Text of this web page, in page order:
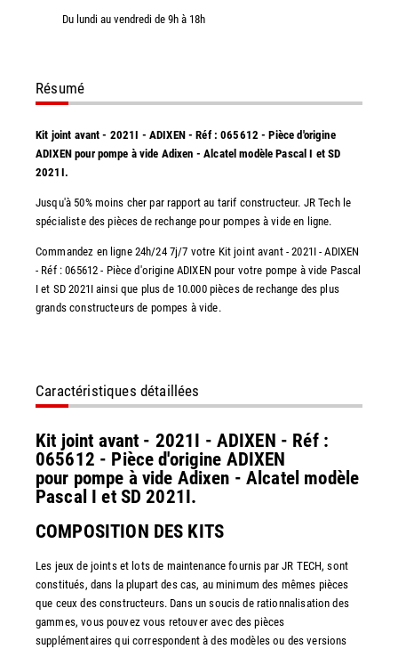
Du lundi au vendredi de 9h à 18h
Résumé
Kit joint avant - 2021I - ADIXEN - Réf : 065612 - Pièce d'origine
ADIXEN pour pompe à vide Adixen - Alcatel modèle Pascal I et SD
2021I.
Jusqu'à 50% moins cher par rapport au tarif constructeur. JR Tech le
spécialiste des pièces de rechange pour pompes à vide en ligne.
Commandez en ligne 24h/24 7j/7 votre Kit joint avant - 2021I - ADIXEN
- Réf : 065612 - Pièce d'origine ADIXEN pour votre pompe à vide Pascal
I et SD 2021I ainsi que plus de 10.000 pièces de rechange des plus
grands constructeurs de pompes à vide.
Caractéristiques détaillées
Kit joint avant - 2021I - ADIXEN - Réf :
065612 - Pièce d'origine ADIXEN
pour pompe à vide Adixen - Alcatel modèle
Pascal I et SD 2021I.
COMPOSITION DES KITS
Les jeux de joints et lots de maintenance fournis par JR TECH, sont
constitués, dans la plupart des cas, au minimum des mêmes pièces
que ceux des constructeurs. Dans un soucis de rationnalisation des
gammes, vous pouvez vous retouver avec des pièces
supplémentaires qui correspondent à des modèles ou des versions